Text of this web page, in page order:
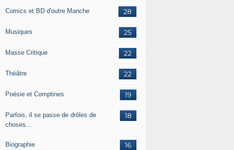
28
Comics et BD d'outre Manche
25
Musiques
22
Masse Critique
22
Théâtre
19
Poésie et Comptines
18
Parfois, il se passe de drôles de
choses...
16
Biographie